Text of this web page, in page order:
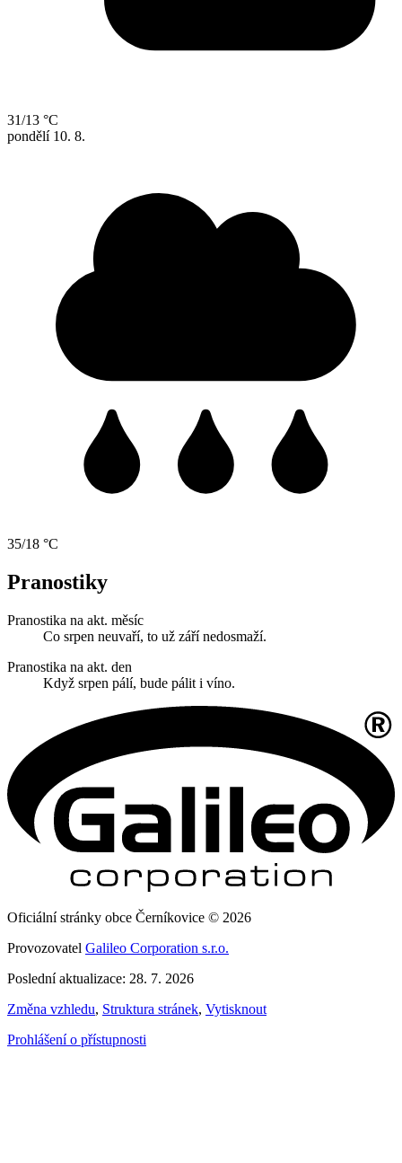
31/13 °C
pondělí 10. 8.
35/18 °C
Pranostiky
Pranostika na akt. měsíc
Co srpen neuvaří, to už září nedosmaží.
Pranostika na akt. den
Když srpen pálí, bude pálit i víno.
Oficiální stránky obce Černíkovice © 2026
Provozovatel Galileo Corporation s.r.o.
Poslední aktualizace: 28. 7. 2026
Změna vzhledu, Struktura stránek, Vytisknout
Prohlášení o přístupnosti